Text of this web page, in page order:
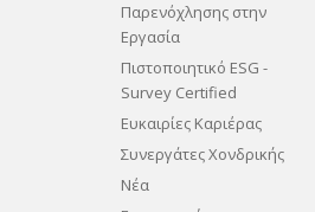
Παρενόχλησης στην
Εργασία
Πιστοποιητικό ESG -
Survey Certified
Ευκαιρίες Καριέρας
Συνεργάτες Χονδρικής
Νέα